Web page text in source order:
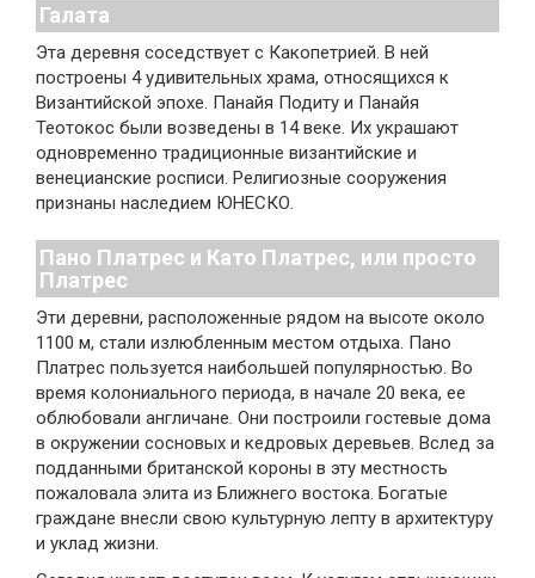
Галата
Эта деревня соседствует с Какопетрией. В ней
построены 4 удивительных храма, относящихся к
Византийской эпохе. Панайя Подиту и Панайя
Теотокос были возведены в 14 веке. Их украшают
одновременно традиционные византийские и
венецианские росписи. Религиозные сооружения
признаны наследием ЮНЕСКО.
Пано Платрес и Като Платрес, или просто
Платрес
Эти деревни, расположенные рядом на высоте около
1100 м, стали излюбленным местом отдыха. Пано
Платрес пользуется наибольшей популярностью. Во
время колониального периода, в начале 20 века, ее
облюбовали англичане. Они построили гостевые дома
в окружении сосновых и кедровых деревьев. Вслед за
подданными британской короны в эту местность
пожаловала элита из Ближнего востока. Богатые
граждане внесли свою культурную лепту в архитектуру
и уклад жизни.